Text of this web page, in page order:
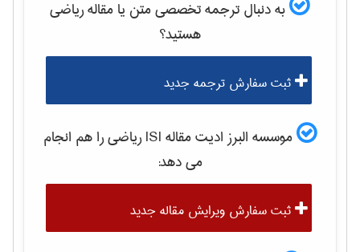
به دنبال ترجمه تخصصی متن یا مقالهرياضی
هستید؟
ثبت سفارش ترجمه جدید
موسسه البرز ادیت مقاله ISI رياضیرا هم انجام
می دهد:
ثبت سفارش ویرایش مقاله جدید